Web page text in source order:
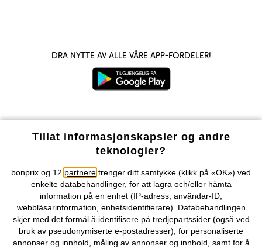
Dra nytte av alle våre app-fordeler!
Våre betalingsalternativer
Vårt tilbud
Selskapet
Tillat informasjonskapsler og andre
teknologier?
bonprix og 12 partnere trenger ditt samtykke (klikk på «OK») ved
enkelte databehandlinger, för att lagra och/eller hämta
information på en enhet (IP-adress, användar-ID,
webbläsarinformation, enhetsidentifierare). Databehandlingen
skjer med det formål å identifisere på tredjepartssider (også ved
bruk av pseudonymiserte e-postadresser), for personaliserte
annonser og innhold, måling av annonser og innhold, samt for å